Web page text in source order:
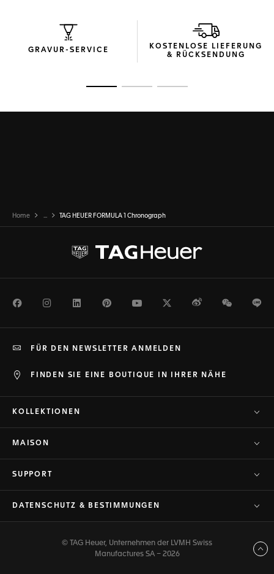
GRAVUR-SERVICE
KOSTENLOSE LIEFERUNG
& RÜCKSENDUNG
Home ... TAG HEUER FORMULA 1 Chronograph
FacebookInstagramLinkedInPinterestYoutubeTwitterWeiboWeChat
FINDEN SIE EINE BOUTIQUE IN IHRER NÄHE
FÜR DEN NEWSLETTER ANMELDEN
KOLLEKTIONEN
MAISON
SUPPORT
DATENSCHUTZ & BESTIMMUNGEN
© TAG Heuer, Unternehmen der LVMH Swiss
Manufactures SA – 2026
Zurück nach oben